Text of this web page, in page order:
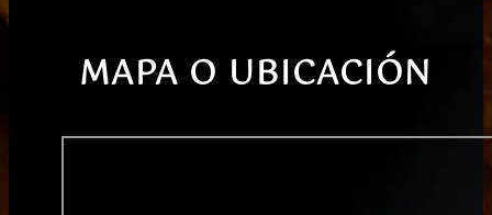
MAPA O UBICACIÓN